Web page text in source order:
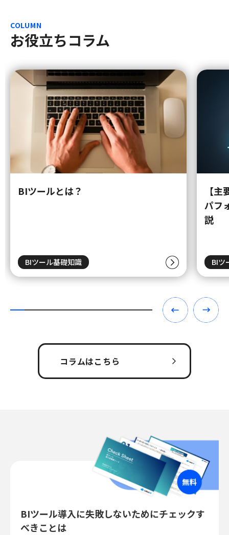
COLUMN
お役立ちコラム
BIツールとは？
BIツール基礎知識
【
パフ
説
BIツ
コラムはこちら
BIツール導入に失敗しないためにチェックす
べきことは